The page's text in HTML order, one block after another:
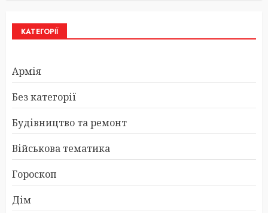
КАТЕГОРІЇ
Армія
Без категорії
Будівництво та ремонт
Військова тематика
Гороскоп
Дім